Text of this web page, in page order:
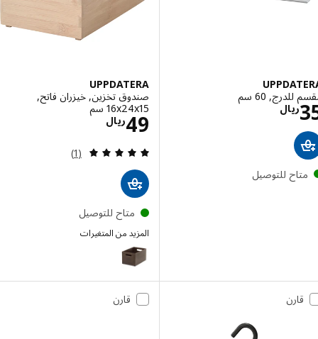
60 سم
ريالالاسعار ريال 35
للتوصيل
UPPDATERA
صندوق تخزين, خيزران فاتح,
‎16x24x15 سم‏
ريال49 الاسعار ريال 49
مراجعة: 5 من أصل 5 نجوم. إجمالي المراجعات:
(1)
متاح للتوصيل
المزيد من المتغيرات
UPPDATERA
قارن قارن